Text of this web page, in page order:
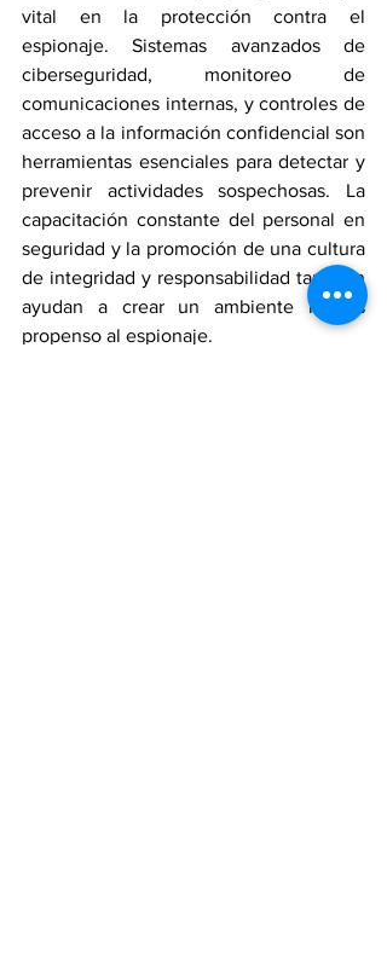
vital en la protección contra el
espionaje. Sistemas avanzados de
ciberseguridad, monitoreo de
comunicaciones internas, y controles de
acceso a la información confidencial son
herramientas esenciales para detectar y
prevenir actividades sospechosas. La
capacitación constante del personal en
seguridad y la promoción de una cultura
de integridad y responsabilidad también
ayudan a crear un ambiente menos
propenso al espionaje.